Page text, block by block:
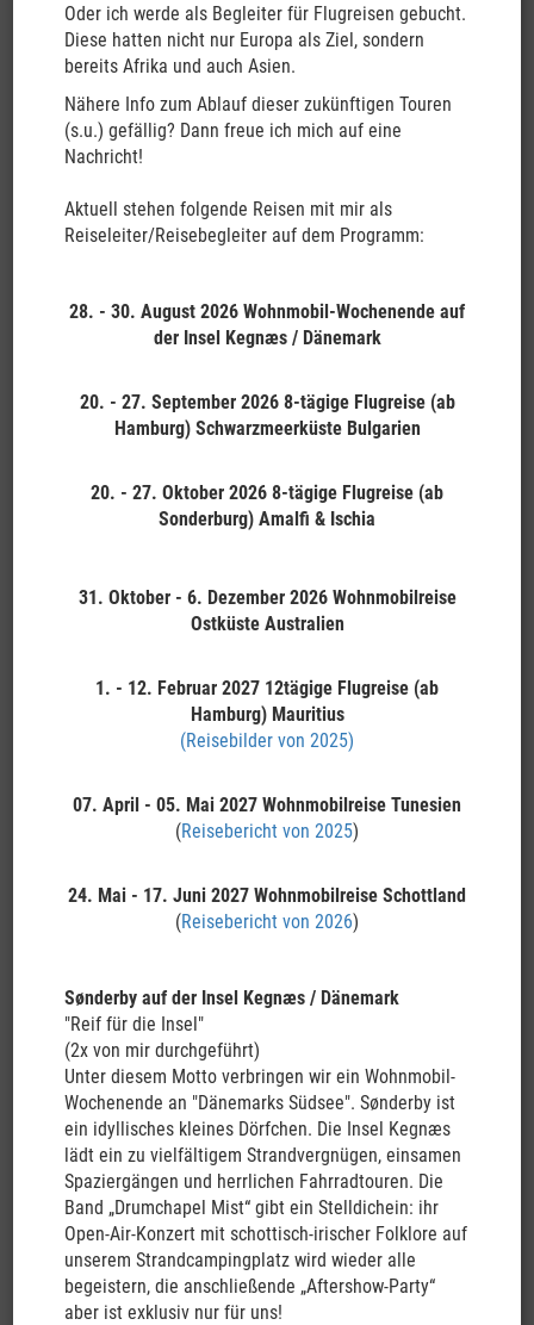
Oder ich werde als Begleiter für Flugreisen gebucht.
Diese hatten nicht nur Europa als Ziel, sondern
bereits Afrika und auch Asien.
Nähere Info zum Ablauf dieser zukünftigen Touren
(s.u.) gefällig? Dann freue ich mich auf eine
Nachricht!
Aktuell stehen folgende Reisen mit mir als
Reiseleiter/Reisebegleiter auf dem Programm:
28. - 30. August 2026 Wohnmobil-Wochenende auf
der Insel Kegnæs / Dänemark
20. - 27. September 2026 8-tägige Flugreise (ab
Hamburg) Schwarzmeerküste Bulgarien
20. - 27. Oktober 2026 8-tägige Flugreise (ab
Sonderburg) Amalfi & Ischia
31. Oktober - 6. Dezember 2026 Wohnmobilreise
Ostküste Australien
1. - 12. Februar 2027 12tägige Flugreise (ab
Hamburg) Mauritius
(Reisebilder von 2025)
07. April - 05. Mai 2027 Wohnmobilreise Tunesien
(Reisebericht von 2025)
24. Mai - 17. Juni 2027 Wohnmobilreise Schottland
(Reisebericht von 2026)
Sønderby auf der Insel Kegnæs / Dänemark
"Reif für die Insel"
(2x von mir durchgeführt)
Unter diesem Motto verbringen wir ein Wohnmobil-
Wochenende an "Dänemarks Südsee". Sønderby ist
ein idyllisches kleines Dörfchen. Die Insel Kegnæs
lädt ein zu vielfältigem Strandvergnügen, einsamen
Spaziergängen und herrlichen Fahrradtouren. Die
Band „Drumchapel Mist“ gibt ein Stelldichein: ihr
Open-Air-Konzert mit schottisch-irischer Folklore auf
unserem Strandcampingplatz wird wieder alle
begeistern, die anschließende „Aftershow-Party“
aber ist exklusiv nur für uns!
Die Mythen und Legenden der Maori, der Ureinwohner dieses
Neuseelands:
Als Gott die Welt erschaffen hatte,
Weiten des Pazifiks noch Platz für zwei
große Inseln übrig war.
und erschuf sein Meisterwerk:
Inseln der Kontraste
Besser kann man Neuseeland wohl nicht bezeichnen. Wer
Neuseeland bereits einmal bereist hat, wird sicherlich
schwärmend berichten. Ein abwechslungsreiches Land - mit
grandiosen und völlig unterschiedlichen landschaftlichen
Neuseeland - ein Traumland für Urlauber und Auswanderer!
Reiseart:Wie man auch immer Neuseeland bereist, per Bus,
Wohnmobil oder Pkw, es wird ein unvergesslicher Aufenthalt! Die
beste Rundreisemöglichkeit ist aber eine Tour mit dem
Wohnmobil!